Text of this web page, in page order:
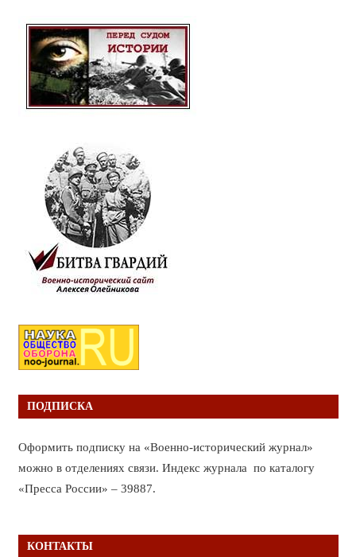
ПОДПИСКА
Оформить подписку на «Военно-исторический журнал»
можно в отделениях связи. Индекс журнала по каталогу
«Пресса России» – 39887.
КОНТАКТЫ